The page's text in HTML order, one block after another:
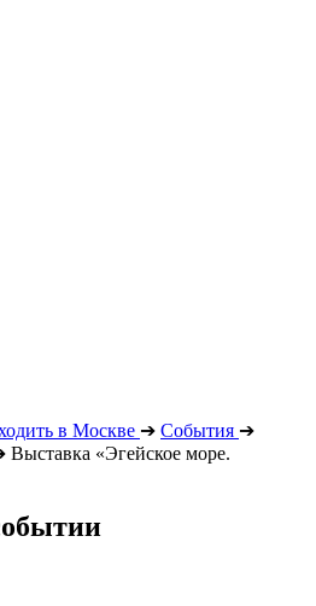
в Москве ➔ События ➔
Выставка «Эгейское море.